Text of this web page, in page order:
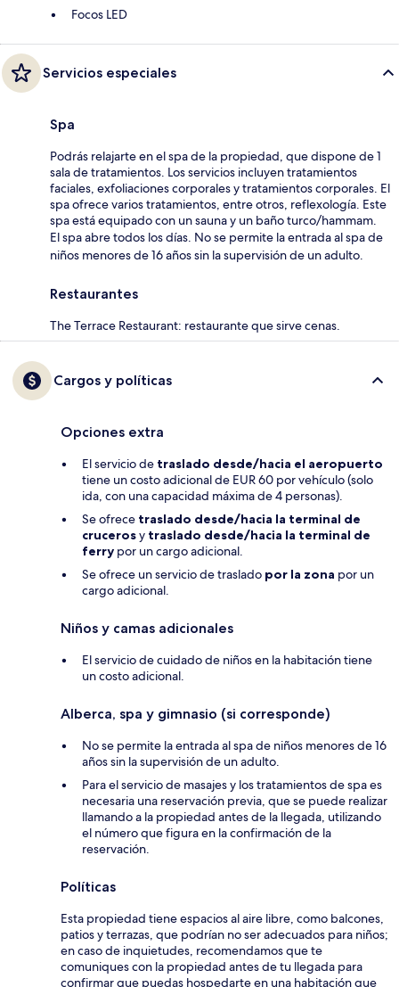
Focos LED
Servicios especiales
Spa
Podrás relajarte en el spa de la propiedad, que dispone de 1
sala de tratamientos. Los servicios incluyen tratamientos
faciales, exfoliaciones corporales y tratamientos corporales. El
spa ofrece varios tratamientos, entre otros, reflexología. Este
spa está equipado con un sauna y un baño turco/hammam.
El spa abre todos los días. No se permite la entrada al spa de
niños menores de 16 años sin la supervisión de un adulto.
Restaurantes
The Terrace Restaurant: restaurante que sirve cenas.
Cargos y políticas
Opciones extra
El servicio de traslado desde/hacia el aeropuerto
tiene un costo adicional de EUR 60 por vehículo (solo
ida, con una capacidad máxima de 4 personas).
Se ofrece traslado desde/hacia la terminal de
crucerosy traslado desde/hacia la terminal de
ferry por un cargo adicional.
Se ofrece un servicio de traslado por la zona por un
cargo adicional.
Niños y camas adicionales
El servicio de cuidado de niños en la habitación tiene
un costo adicional.
Alberca, spa y gimnasio (si corresponde)
No se permite la entrada al spa de niños menores de 16
años sin la supervisión de un adulto.
Para el servicio de masajes y los tratamientos de spa es
necesaria una reservación previa, que se puede realizar
llamando a la propiedad antes de la llegada, utilizando
el número que figura en la confirmación de la
reservación.
Políticas
Esta propiedad tiene espacios al aire libre, como balcones,
patios y terrazas, que podrían no ser adecuados para niños;
en caso de inquietudes, recomendamos que te
comuniques con la propiedad antes de tu llegada para
confirmar que puedas hospedarte en una habitación que